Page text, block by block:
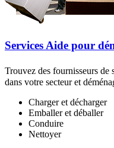
Services Aide pour
Trouvez des fournisseurs de
dans votre secteur et
Charger et décharger
Emballer et déballer
Conduire
Nettoyer